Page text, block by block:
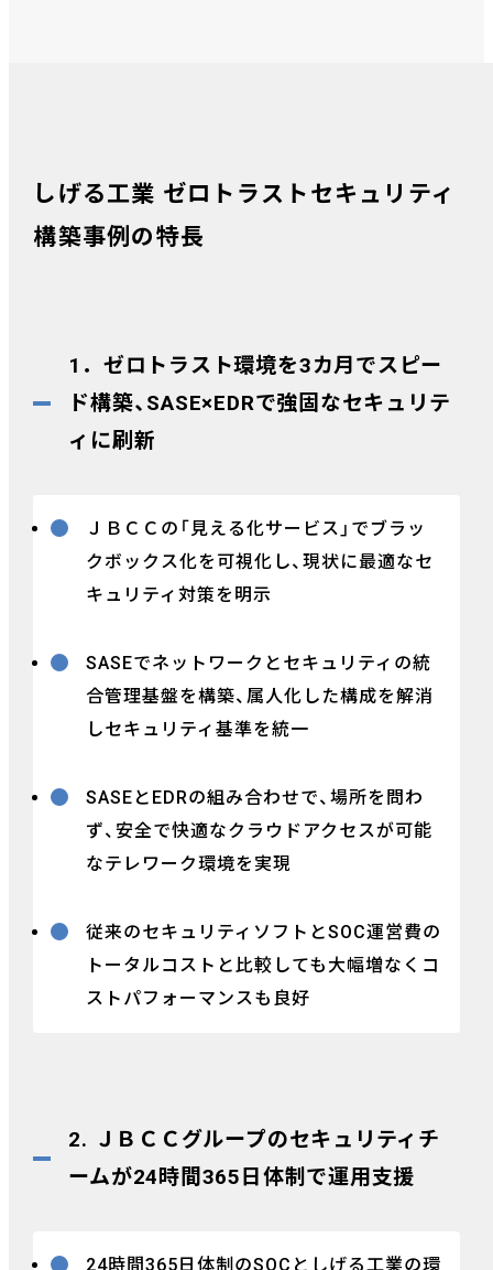
しげる工業 ゼロトラストセキュリティ
構築事例の特長
1．ゼロトラスト環境を3カ月でスピー
ド構築、SASE×EDRで強固なセキュリテ
ィに刷新
ＪＢＣＣの「見える化サービス」でブラッ
クボックス化を可視化し、現状に最適なセ
キュリティ対策を明示
SASEでネットワークとセキュリティの統
合管理基盤を構築、属人化した構成を解消
しセキュリティ基準を統一
SASEとEDRの組み合わせで、場所を問わ
ず、安全で快適なクラウドアクセスが可能
なテレワーク環境を実現
従来のセキュリティソフトとSOC運営費の
トータルコストと比較しても大幅増なくコ
ストパフォーマンスも良好
2. ＪＢＣＣグループのセキュリティチ
ームが24時間365日体制で運用支援
24時間365日体制のSOCとしげる工業の環